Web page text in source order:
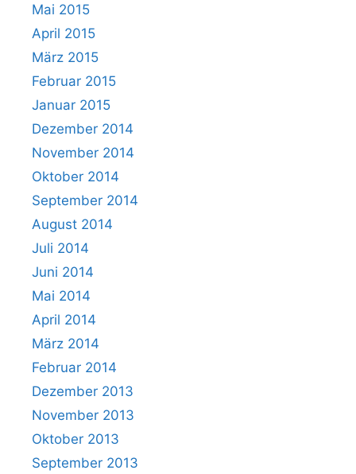
Mai 2015
April 2015
März 2015
Februar 2015
Januar 2015
Dezember 2014
November 2014
Oktober 2014
September 2014
August 2014
Juli 2014
Juni 2014
Mai 2014
April 2014
März 2014
Februar 2014
Dezember 2013
November 2013
Oktober 2013
September 2013